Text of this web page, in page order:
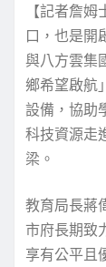
【記者詹
口，也是開
與八方雲集
鄉希望啟航
設備，協助
科技資源走
梁。
教育局長蔣
市府長期致
享有公平且